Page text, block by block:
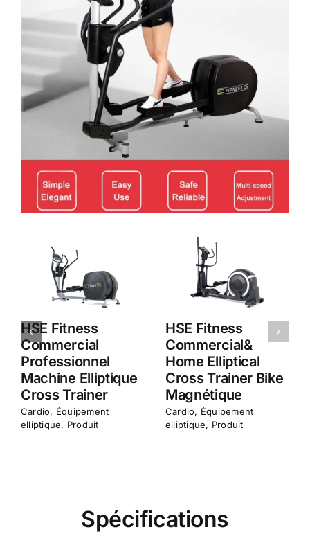
HSE Fitness
Commercial&Home
Profession
Elliptical Cross
Trainer
Cardio, Équipement
elliptique, Produit
HSE Fitness
Commercial
Professionnel
Machine Elliptique
Cross Trainer
Cardio, Équipement
elliptique, Produit
Spécifications